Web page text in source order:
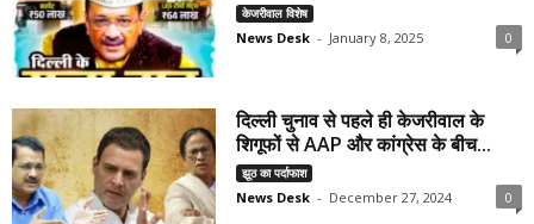
केजरीवाल विशेष
News Desk - January 8, 2025 0
दिल्ली चुनाव से पहले ही केजरीवाल के
शिगूफों से AAP और कांग्रेस के बीच...
झूठ का पर्दाफाश
News Desk - December 27, 2024 0